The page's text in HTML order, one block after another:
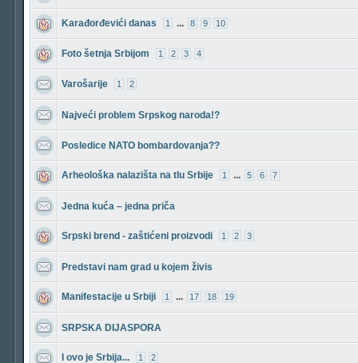
Karađorđevići danas 1 ... 8 9 10
Foto šetnja Srbijom 1 2 3 4
Varošarije 1 2
Najveći problem Srpskog naroda!?
Posledice NATO bombardovanja??
Arheološka nalazišta na tlu Srbije 1 ... 5 6 7
Jedna kuća – jedna priča
Srpski brend - zaštićeni proizvodi 1 2 3
Predstavi nam grad u kojem živis
Manifestacije u Srbiji 1 ... 17 18 19
SRPSKA DIJASPORA
I ovo je Srbija... 1 2